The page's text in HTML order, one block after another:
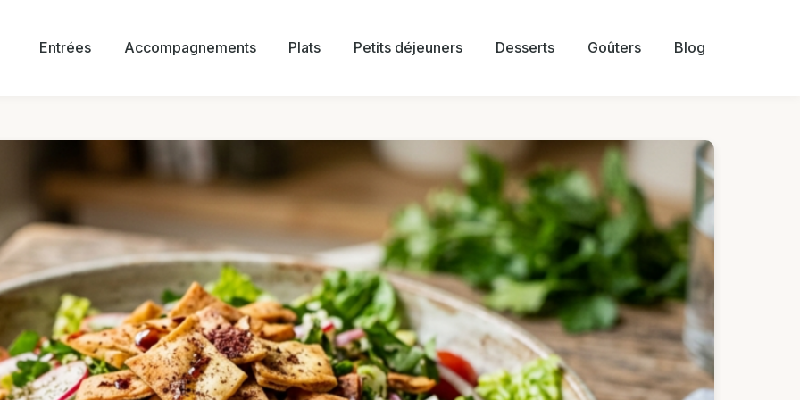
Entrées Accompagnements Plats Petits déjeuners Desserts Goûters Blog